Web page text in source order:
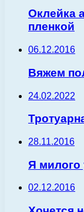
Оклейка
пленкой
06.12.2016
Вяжем
24.02.2022
28.11.2016
Я милого
02.12.2016